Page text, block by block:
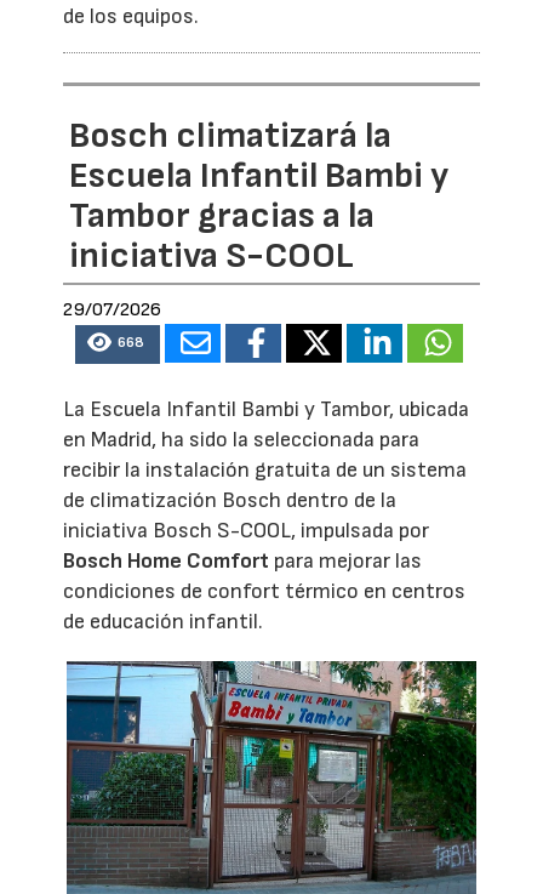
de los equipos.
Bosch climatizará la
Escuela Infantil Bambi y
Tambor gracias a la
iniciativa S-COOL
29/07/2026
668
La Escuela Infantil Bambi y Tambor, ubicada
en Madrid, ha sido la seleccionada para
recibir la instalación gratuita de un sistema
de climatización Bosch dentro de la
iniciativa Bosch S-COOL, impulsada por
Bosch Home Comfort para mejorar las
condiciones de confort térmico en centros
de educación infantil.